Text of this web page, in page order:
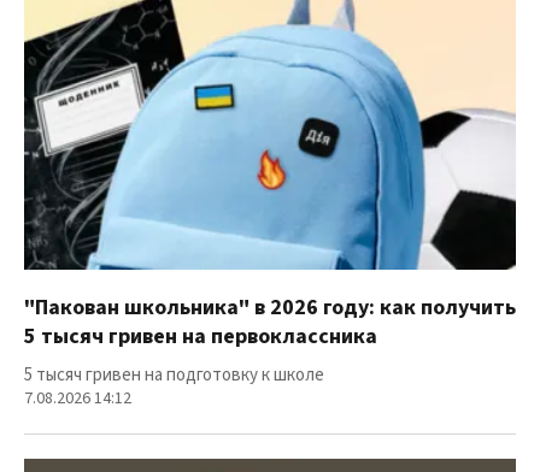
"Пакован школьника" в 2026 году: как получить
5 тысяч гривен на первоклассника
5 тысяч гривен на подготовку к школе
7.08.2026 14:12